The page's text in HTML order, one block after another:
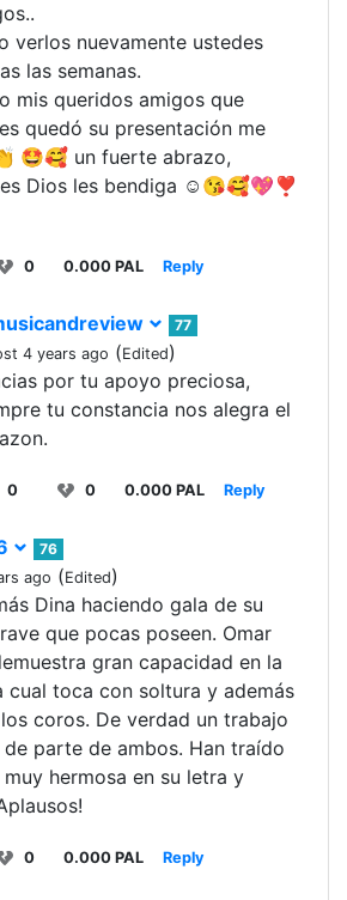
verlos nuevamente ustedes
las semanas.
mis queridos amigos que
quedó su presentación me
🤩🥰 un fuerte abrazo,
Dios les bendiga ☺️😘🥰💖❣️
0 0.000 PAL Reply
77
4 years ago (Edited)
por tu apoyo preciosa,
tu constancia nos alegra el
0 0 0.000 PAL Reply
76
ago (Edited)
Dina haciendo gala de su
que pocas poseen. Omar
gran capacidad en la
cual toca con soltura y además
coros. De verdad un trabajo
parte de ambos. Han traído
muy hermosa en su letra y
0 0.000 PAL Reply